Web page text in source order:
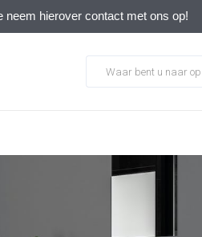
hierover contact met ons op!